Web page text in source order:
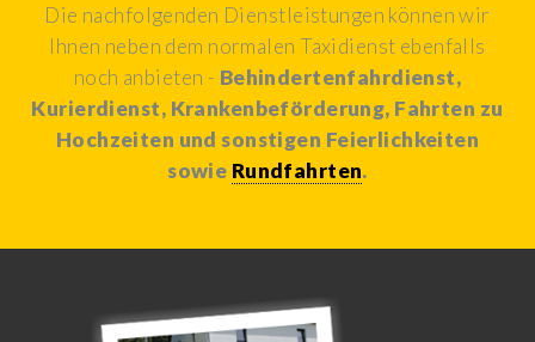
Die nachfolgenden Dienstleistungen können wir
Ihnen neben dem normalen Taxidienst ebenfalls
noch anbieten - Behindertenfahrdienst,
Kurierdienst, Krankenbeförderung, Fahrten zu
Hochzeiten und sonstigen Feierlichkeiten
sowie Rundfahrten.